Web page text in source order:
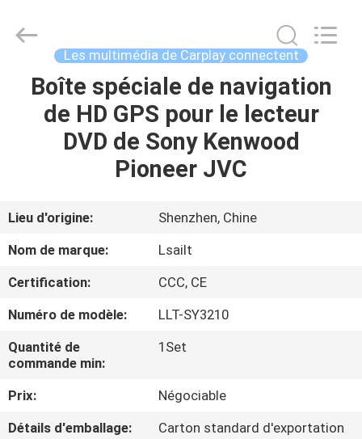
MAISON
PRODUITS
AU
DE
NOUS
VISITE
D'USINE
Automobile
Electron
Reserved.
Les multimédia de Carplay connectent
Boîte spéciale de navigation
de HD GPS pour le lecteur
DVD de Sony Kenwood
Pioneer JVC
Lieu d'origine:
Shenzhen, Chine
Nom de marque:
Lsailt
Certification:
CCC, CE
Numéro de modèle:
LLT-SY3210
Quantité de
commande min:
1Set
Prix:
Négociable
Détails d'emballage:
Carton standard d'exportation